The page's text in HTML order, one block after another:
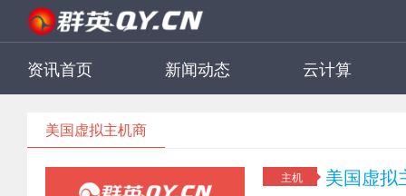
资讯首页 新闻动态 云计算
美国虚拟主机商
主机 美国虚拟